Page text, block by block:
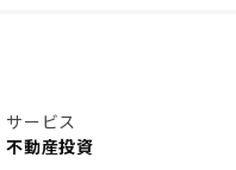
サービス
不動産投資